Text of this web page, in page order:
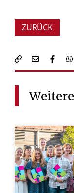
ZURÜCK
Weitere